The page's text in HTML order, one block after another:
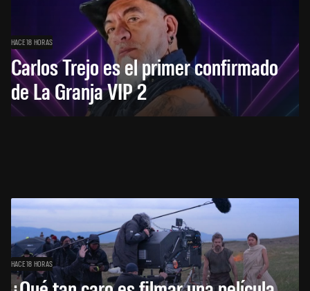
HACE 18 HORAS
Carlos Trejo es el primer confirmado
de La Granja VIP 2
HACE 18 HORAS